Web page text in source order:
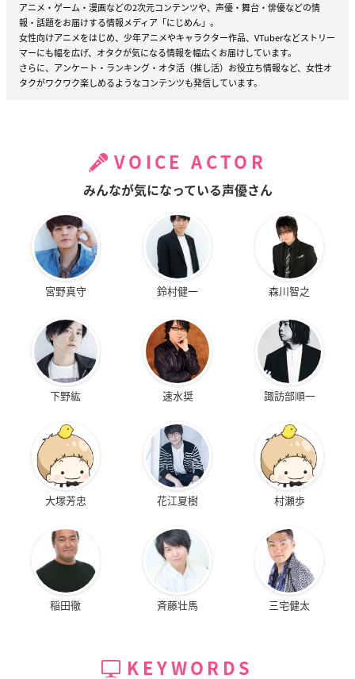
アニメ・ゲーム・漫画などの2次元コンテンツや、声優・舞台・俳優などの情
報・話題をお届けする情報メディア「にじめん」。
女性向けアニメをはじめ、少年アニメやキャラクター作品、VTuberなどストリー
マーにも幅を広げ、オタクが気になる情報を幅広くお届けしています。
さらに、アンケート・ランキング・オタ活（推し活）お役立ち情報など、女性オ
タクがワクワク楽しめるようなコンテンツも発信しています。
VOICE ACTOR
みんなが気になっている声優さん
宮野真守 鈴村健一 森川智之
下野紘 速水奨 諏訪部順一
大塚芳忠 花江夏樹 村瀬歩
稲田徹 斉藤壮馬 三宅健太
KEYWORDS